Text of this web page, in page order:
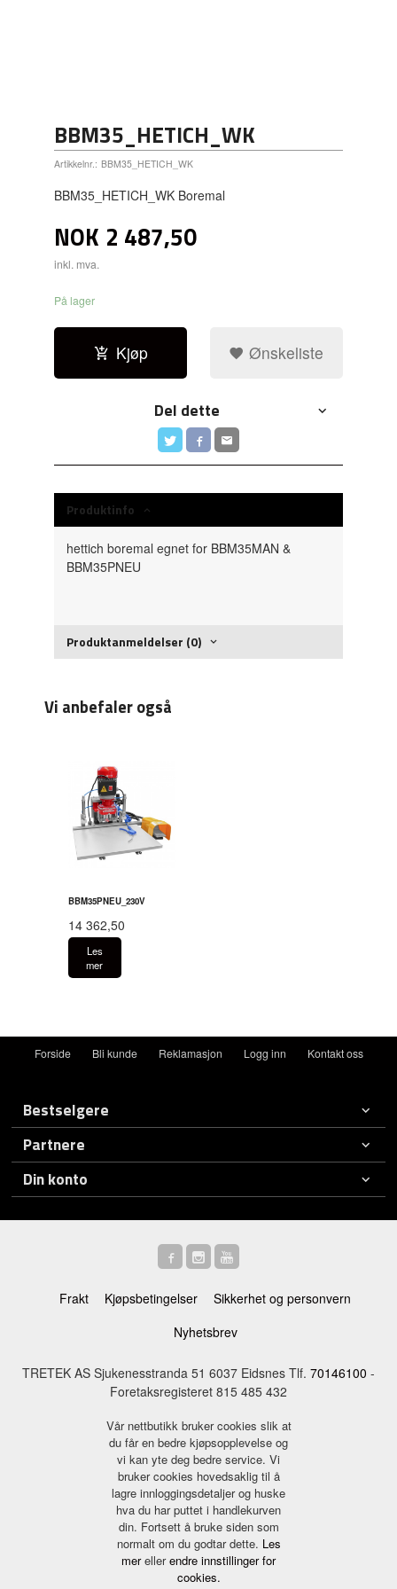
BBM35_HETICH_WK
Artikkelnr.: BBM35_HETICH_WK
BBM35_HETICH_WK Boremal
NOK 2 487,50
inkl. mva.
På lager
Kjøp Ønskeliste
Del dette
Produktinfo
hettich boremal egnet for BBM35MAN &
BBM35PNEU
Produktanmeldelser (0)
Vi anbefaler også
BBM35PNEU_230V
14 362,50
Les
mer
Forside Bli kunde Reklamasjon Logg inn Kontakt oss
Bestselgere
Partnere
Din konto
Frakt Kjøpsbetingelser
Sikkerhet og personvern
Nyhetsbrev
TRETEK AS Sjukenesstranda 51 6037 Eidsnes Tlf. 70146100 -
Foretaksregisteret 815 485 432
Vår nettbutikk bruker cookies slik at
du får en bedre kjøpsopplevelse og
vi kan yte deg bedre service. Vi
bruker cookies hovedsaklig til å
lagre innloggingsdetaljer og huske
hva du har puttet i handlekurven
din. Fortsett å bruke siden som
normalt om du godtar dette. Les
merellerendre innstillinger for
cookies.